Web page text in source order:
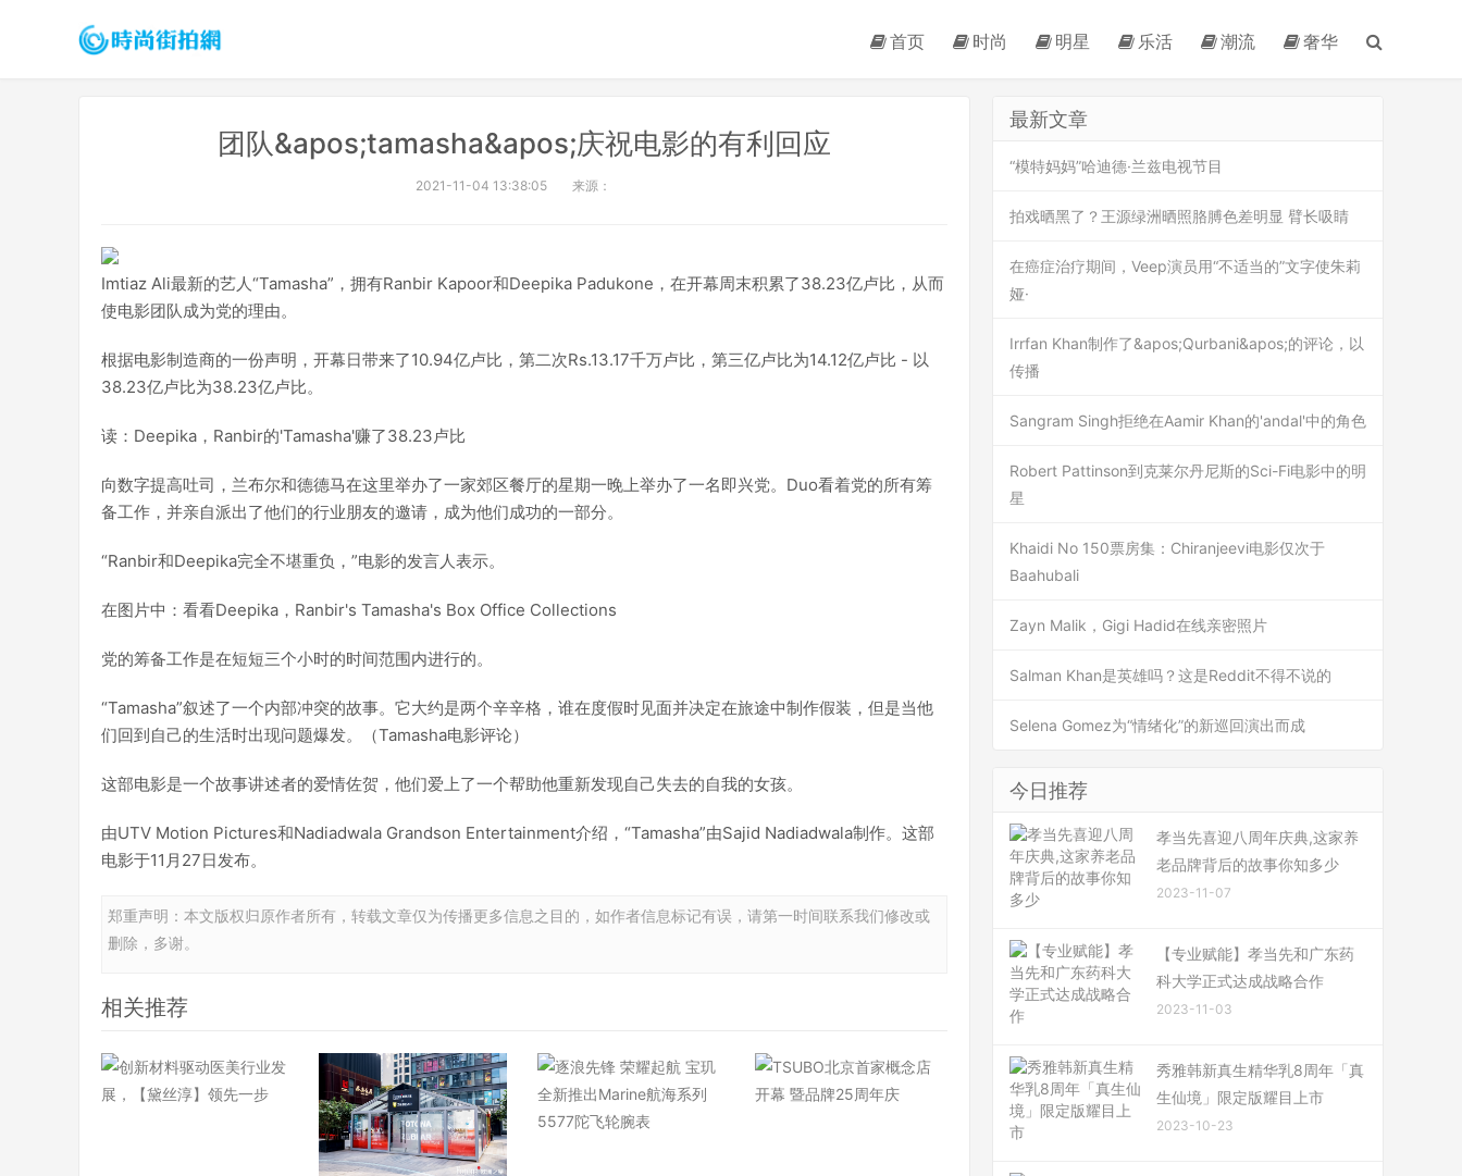
首页 时尚 明星 乐活 潮流 奢华
团队&apos;tamasha&apos;庆祝电影的有利回应
2021-11-04 13:38:05 来源：
Imtiaz Ali最新的艺人“Tamasha”，拥有Ranbir Kapoor和Deepika Padukone，在开幕周末积累了38.23亿卢比，从而
使电影团队成为党的理由。
根据电影制造商的一份声明，开幕日带来了10.94亿卢比，第二次Rs.13.17千万卢比，第三亿卢比为14.12亿卢比 - 以
38.23亿卢比为38.23亿卢比。
读：Deepika，Ranbir的'Tamasha'赚了38.23卢比
向数字提高吐司，兰布尔和德德马在这里举办了一家郊区餐厅的星期一晚上举办了一名即兴党。Duo看着党的所有筹
备工作，并亲自派出了他们的行业朋友的邀请，成为他们成功的一部分。
“Ranbir和Deepika完全不堪重负，”电影的发言人表示。
在图片中：看看Deepika，Ranbir's Tamasha's Box Office Collections
党的筹备工作是在短短三个小时的时间范围内进行的。
“Tamasha”叙述了一个内部冲突的故事。它大约是两个辛辛格，谁在度假时见面并决定在旅途中制作假装，但是当他
们回到自己的生活时出现问题爆发。（Tamasha电影评论）
这部电影是一个故事讲述者的爱情佐贺，他们爱上了一个帮助他重新发现自己失去的自我的女孩。
由UTV Motion Pictures和Nadiadwala Grandson Entertainment介绍，“Tamasha”由Sajid Nadiadwala制作。这部
电影于11月27日发布。
郑重声明：本文版权归原作者所有，转载文章仅为传播更多信息之目的，如作者信息标记有误，请第一时间联系我们修改或
删除，多谢。
相关推荐
最新文章
“模特妈妈”哈迪德·兰兹电视节目
拍戏晒黑了？王源绿洲晒照胳膊色差明显 臂长吸睛
在癌症治疗期间，Veep演员用“不适当的”文字使朱莉
娅·
Irrfan Khan制作了&apos;Qurbani&apos;的评论，以
传播
Sangram Singh拒绝在Aamir Khan的'andal'中的角色
Robert Pattinson到克莱尔丹尼斯的Sci-Fi电影中的明
星
Khaidi No 150票房集：Chiranjeevi电影仅次于
Baahubali
Zayn Malik，Gigi Hadid在线亲密照片
Salman Khan是英雄吗？这是Reddit不得不说的
Selena Gomez为“情绪化”的新巡回演出而成
今日推荐
孝当先喜迎八周年庆典,这家养
老品牌背后的故事你知多少
2023-11-07
【专业赋能】孝当先和广东药
科大学正式达成战略合作
2023-11-03
秀雅韩新真生精华乳8周年「真
生仙境」限定版耀目上市
2023-10-23